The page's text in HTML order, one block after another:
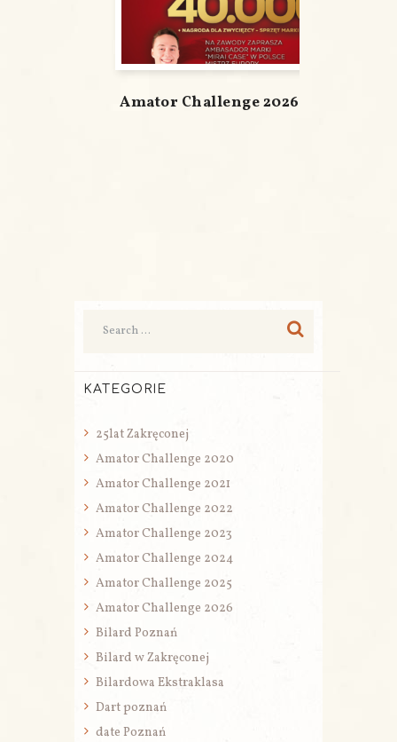
Amator Challenge 2026
KATEGORIE
25lat Zakręconej
Amator Challenge 2020
Amator Challenge 2021
Amator Challenge 2022
Amator Challenge 2023
Amator Challenge 2024
Amator Challenge 2025
Amator Challenge 2026
Bilard Poznań
Bilard w Zakręconej
Bilardowa Ekstraklasa
Dart poznań
date Poznań